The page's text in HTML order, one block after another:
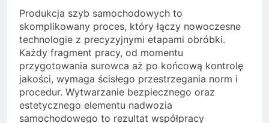
Produkcja szyb samochodowych to
skomplikowany proces, który łączy nowoczesne
technologie z precyzyjnymi etapami obróbki.
Każdy fragment pracy, od momentu
przygotowania surowca aż po końcową kontrolę
jakości, wymaga ścisłego przestrzegania norm i
procedur. Wytwarzanie bezpiecznego oraz
estetycznego elementu nadwozia
samochodowego to rezultat współpracy